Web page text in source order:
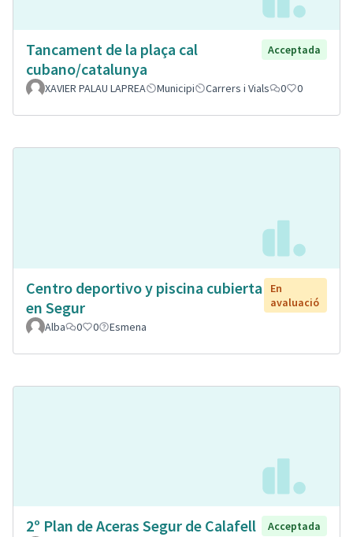
Tancament de la plaça cal
cubano/catalunya
Acceptada
XAVIER PALAU LAPREA Municipi Carrers i Vials 0 0
Centro deportivo y piscina cubierta
en Segur
En
avaluació
Alba
0 0 Esmena
2º Plan de Aceras Segur de Calafell
Acceptada